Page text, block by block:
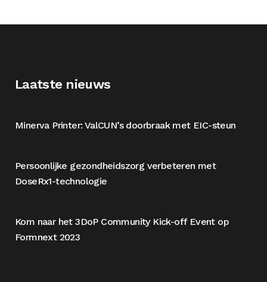
Laatste nieuws
Minerva Printer: ValCUN’s doorbraak met EIC-steun
Persoonlijke gezondheidszorg verbeteren met
DoseRx1-technologie
Kom naar het 3DoP Community Kick-off Event op
Formnext 2023